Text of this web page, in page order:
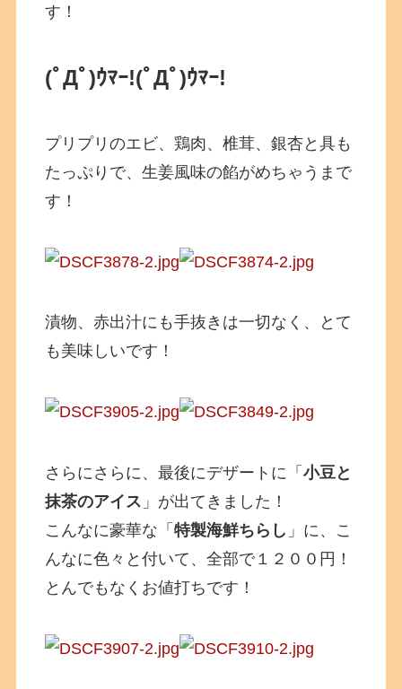
す！
(ﾟДﾟ)ｳﾏｰ!(ﾟДﾟ)ｳﾏｰ!
プリプリのエビ、鶏肉、椎茸、銀杏と具も
たっぷりで、生姜風味の餡がめちゃうまで
す！
漬物、赤出汁にも手抜きは一切なく、とて
も美味しいです！
さらにさらに、最後にデザートに「小豆と
抹茶のアイス 」が出てきました！
こんなに豪華な「特製海鮮ちらし 」に、こ
んなに色々と付いて、全部で１２００円！
とんでもなくお値打ちです！